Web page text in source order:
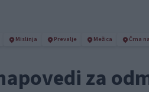
Mislinja Prevalje Mežica Črna
za